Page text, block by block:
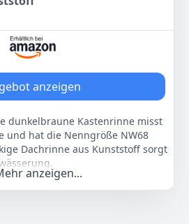
'RainWay Hexim' finden Sie
an Dachrinnen & Zubehör
Ersatzteile zur Montage von
Kreieren Sie ihre
für alle Dacharten.
/ PVC-U, Stärke: 2 mm +- 0,2
+ 60°C
9001:2008, DIN EN 1462:2004
Hersteller
anzeigen
dunkelbraune Kastenrinne misst
und hat die Nenngröße NW68
Dachrinne aus Kunststoff sorgt
Regenrinne aus Kunststoff eignet
Dachflächen. Sie können die
anzeigen...